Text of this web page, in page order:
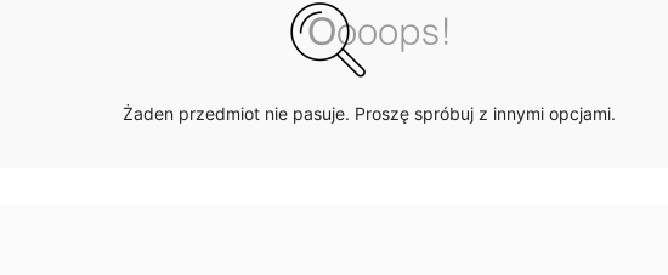
Żaden przedmiot nie pasuje. Proszę spróbuj z innymi opcjami.